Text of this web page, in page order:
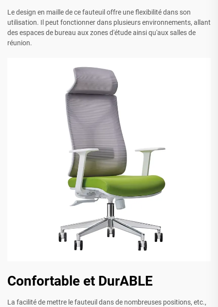
Le design en maille de ce fauteuil offre une flexibilité dans son
utilisation. Il peut fonctionner dans plusieurs environnements, allant
des espaces de bureau aux zones d'étude ainsi qu'aux salles de
réunion.
Confortable et DurABLE
La facilité de mettre le fauteuil dans de nombreuses positions, etc.,